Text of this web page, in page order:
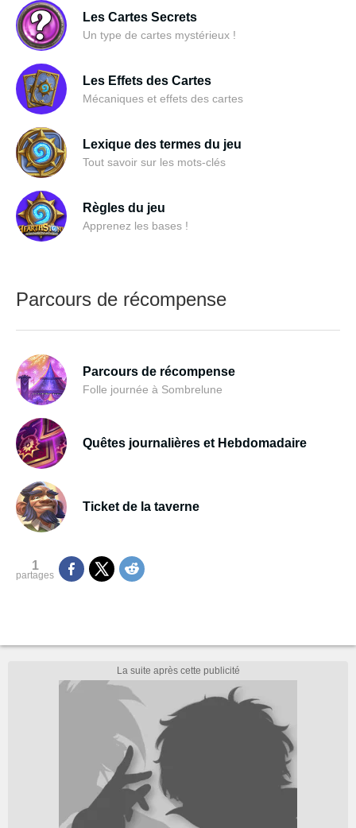
Les Cartes Secrets
Un type de cartes mystérieux !
Les Effets des Cartes
Mécaniques et effets des cartes
Lexique des termes du jeu
Tout savoir sur les mots-clés
Règles du jeu
Apprenez les bases !
Parcours de récompense
Parcours de récompense
Folle journée à Sombrelune
Quêtes journalières et Hebdomadaire
Ticket de la taverne
1
partages